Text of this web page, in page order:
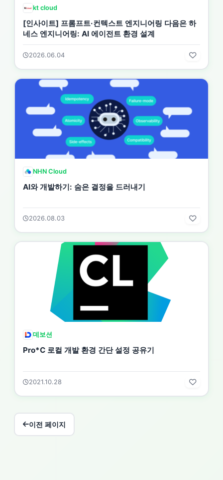
kt cloud
[인사이트] 프롬프트·컨텍스트 엔지니어링 다음은 하
네스 엔지니어링: AI 에이전트 환경 설계
2026.06.04
NHN Cloud
AI와 개발하기: 숨은 결정을 드러내기
2026.08.03
데보션
Pro*C 로컬 개발 환경 간단 설정 공유기
2021.10.28
이전 페이지